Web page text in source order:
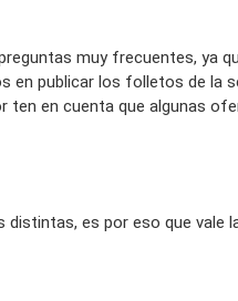
muy frecuentes, ya
publicar los folletos de la
ten en cuenta que algunas
es por eso que vale